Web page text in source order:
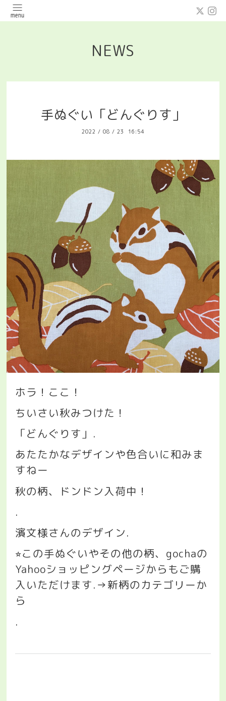
NEWS
手ぬぐい「どんぐりす」
2022 / 08 / 23 16:54
ホラ！ここ！
ちいさい秋みつけた！
「どんぐりす」 .
あたたかなデザインや色合いに和みま
すねー
秋の柄、ドンドン入荷中！
.
濱文様さんのデザイン.
⭐︎この手ぬぐいやその他の柄、 gochaの
Yahooショッピングページからもご購
入いただけます.→新柄のカテゴリーか
ら
.